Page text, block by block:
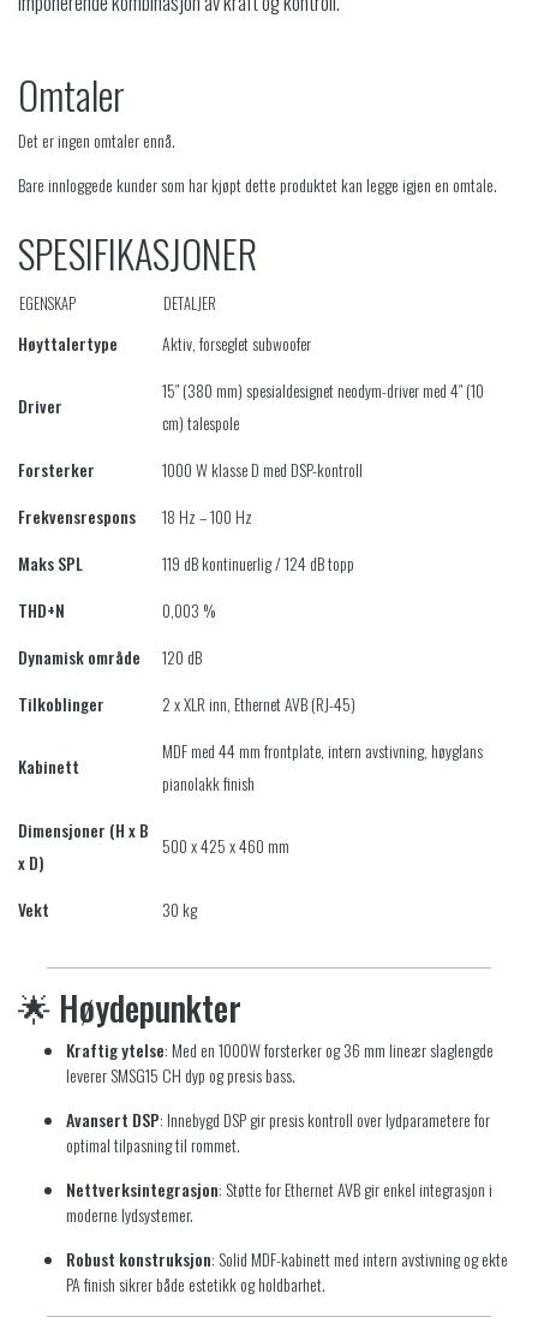
Omtaler
Det er ingen omtaler ennå.
Bare innloggede kunder som har kjøpt dette produktet kan legge igjen en omtale.
SPESIFIKASJONER
EGENSKAP DETALJER
Høyttalertype Aktiv, forseglet subwoofer
Driver
15″ (380 mm) spesialdesignet neodym-driver med 4″ (10
cm) talespole
Forsterker
1000 W klasse D med DSP-kontroll
Frekvensrespons
18 Hz – 100 Hz
Maks SPL
119 dB kontinuerlig / 124 dB topp
THD+N
0,003 %
Dynamisk område
120 dB
Tilkoblinger
2 x XLR inn, Ethernet AVB (RJ-45)
Kabinett
MDF med 44 mm frontplate, intern avstivning, høyglans
pianolakk finish
Dimensjoner (H x B
x D)
500 x 425 x 460 mm
Vekt 30 kg
🌟 Høydepunkter
Kraftig ytelse: Med en 1000W forsterker og 36 mm lineær slaglengde
leverer SMSG15 CH dyp og presis bass.
Avansert DSP: Innebygd DSP gir presis kontroll over lydparametere for
optimal tilpasning til rommet.
Nettverksintegrasjon: Støtte for Ethernet AVB gir enkel integrasjon i
moderne lydsystemer.
Robust konstruksjon: Solid MDF-kabinett med intern avstivning og ekte
PA finish sikrer både estetikk og holdbarhet.